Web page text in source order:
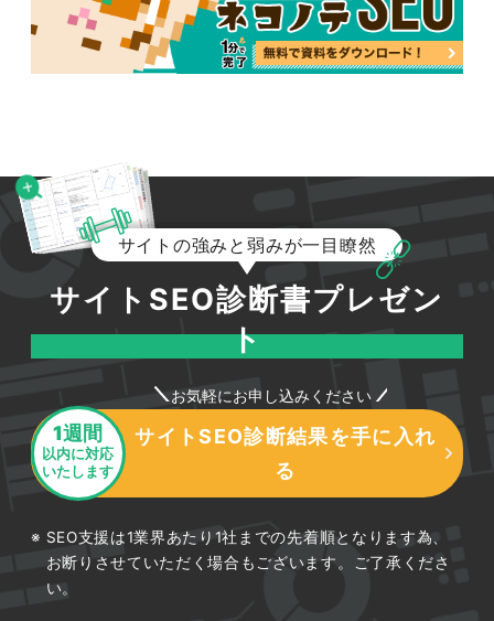
サイトの強みと弱みが一目瞭然
サイトSEO診断書プレゼン
ト
お気軽にお申し込みください
1週間
以内に対応
いたします
サイトSEO診断結果を手に入れ
る
SEO支援は1業界あたり1社までの先着順となります為、
お断りさせていただく場合もございます。ご了承くださ
い。